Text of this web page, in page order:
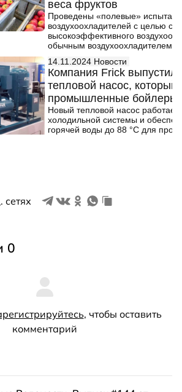
сетях
0
, чтобы оставить
комментарий